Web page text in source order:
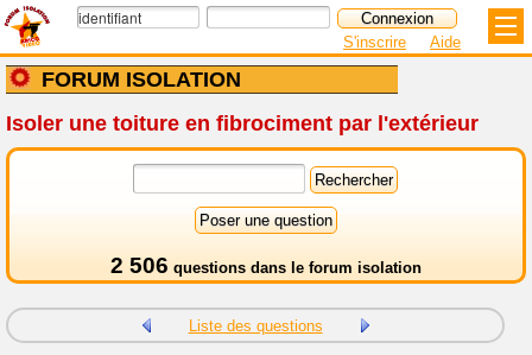
FORUM ISOLATION
S'inscrire Aide
Isoler une toiture en fibrociment par l'extérieur
2 506 questions dans le forum isolation
Liste des questions